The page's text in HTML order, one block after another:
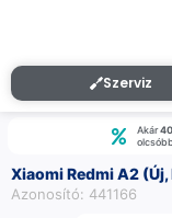
Szerviz
Akár
Xiaomi Redmi A2 (Új,
Azonosító: 441166